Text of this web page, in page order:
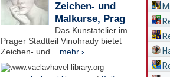
Zeichen- und
Malkurse, Prag
Das Kunstatelier im
Prager Stadtteil Vinohrady bietet
Zeichen- und... mehr ›